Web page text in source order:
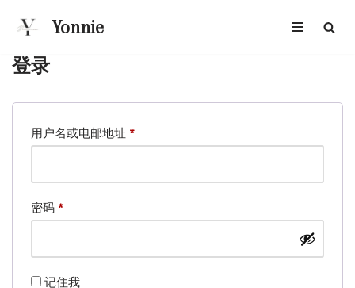
至
文
Yonnie
登录
用户名或电邮地址 *
密码 *
记住我